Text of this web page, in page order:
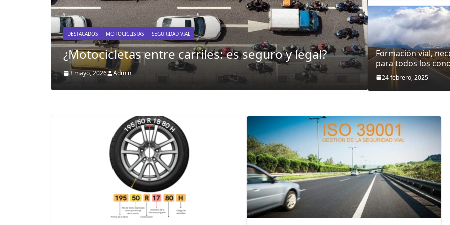
r
i
d
a
d
V
i
p
a
r
a
t
o
d
DESTACADOS MOTOCICLISTAS SEGURIDAD VIAL
¿Motocicletas entre carriles: es seguro y legal?
3 mayo, 2026 Admin
DESTACADOS
3 mayo, 2026 Admin
Formación vial,
para todos los
24 febrero, 2025